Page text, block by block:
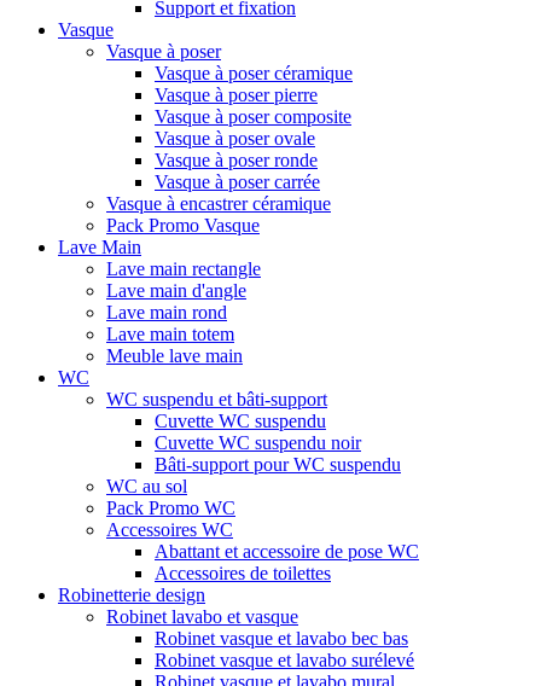
Support et fixation
Vasque
Vasque à poser
Vasque à poser céramique
Vasque à poser pierre
Vasque à poser composite
Vasque à poser ovale
Vasque à poser ronde
Vasque à poser carrée
Vasque à encastrer céramique
Pack Promo Vasque
Lave Main
Lave main rectangle
Lave main d'angle
Lave main rond
Lave main totem
Meuble lave main
WC
WC suspendu et bâti-support
Cuvette WC suspendu
Cuvette WC suspendu noir
Bâti-support pour WC suspendu
WC au sol
Pack Promo WC
Accessoires WC
Abattant et accessoire de pose WC
Accessoires de toilettes
Robinetterie design
Robinet lavabo et vasque
Robinet vasque et lavabo bec bas
Robinet vasque et lavabo surélevé
Robinet vasque et lavabo mural